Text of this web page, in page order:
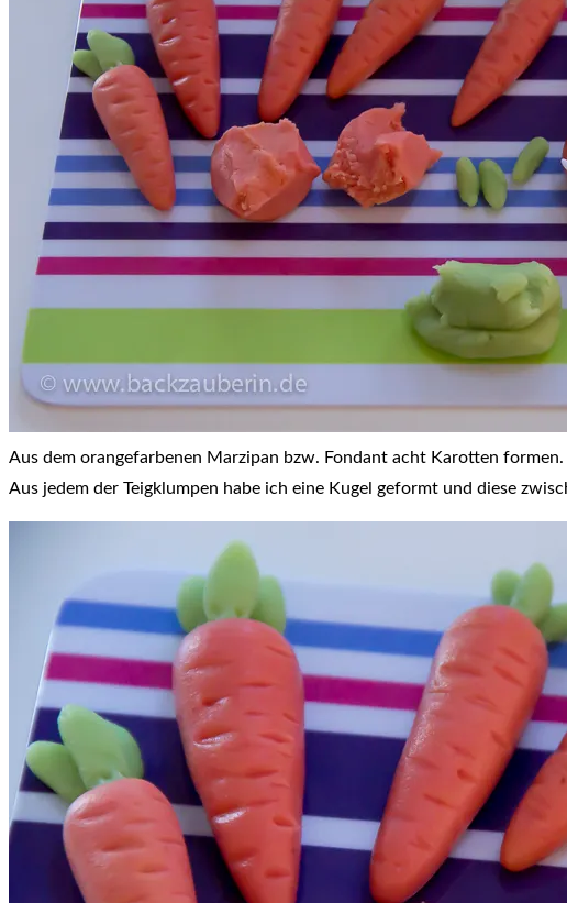
Aus dem orangefarbenen Marzipan bzw. Fondant acht Karotten
Aus jedem der Teigklumpen habe ich eine Kugel geformt und diese